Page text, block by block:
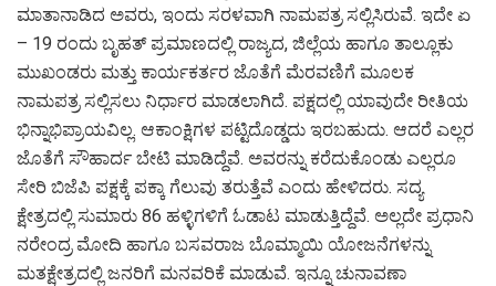
ಮಾತಾನಾಡಿದ ಅವರು, ಇಂದು ಸರಳವಾಗಿ ನಾಮಪತ್ರ ಸಲ್ಲಿಸಿರುವೆ. ಇದೇ ಏ
– 19 ರಂದು ಬೃಹತ್ ಪ್ರಮಾಣದಲ್ಲಿ ರಾಜ್ಯದ, ಜಿಲ್ಲೆಯ ಹಾಗೂ ತಾಲ್ಲೂಕು
ಮುಖಂಡರು ಮತ್ತು ಕಾರ್ಯಕರ್ತರ ಜೊತೆಗೆ ಮೆರವಣಿಗೆ ಮೂಲಕ
ನಾಮಪತ್ರ ಸಲ್ಲಿಸಲು ನಿರ್ಧಾರ ಮಾಡಲಾಗಿದೆ. ಪಕ್ಷದಲ್ಲಿ ಯಾವುದೇ ರೀತಿಯ
ಭಿನ್ನಾಭಿಪ್ರಾಯವಿಲ್ಲ. ಆಕಾಂಕ್ಷಿಗಳ ಪಟ್ಟಿದೊಡ್ಡದು ಇರಬಹುದು. ಆದರೆ ಎಲ್ಲರ
ಜೊತೆಗೆ ಸೌಹಾರ್ದ ಬೇಟಿ ಮಾಡಿದ್ದೆವೆ. ಅವರನ್ನು ಕರೆದುಕೊಂಡು ಎಲ್ಲರೂ
ಸೇರಿ ಬಿಜೆಪಿ ಪಕ್ಷಕ್ಕೆ ಪಕ್ಕಾ ಗೆಲುವು ತರುತ್ತೆವೆ ಎಂದು ಹೇಳಿದರು. ಸದ್ಯ
ಕ್ಷೇತ್ರದಲ್ಲಿ ಸುಮಾರು 86 ಹಳ್ಳಿಗಳಿಗೆ ಓಡಾಟ ಮಾಡುತ್ತಿದ್ದೆವೆ. ಅಲ್ಲದೇ ಪ್ರಧಾನಿ
ನರೇಂದ್ರ ‌ಮೋದಿ ಹಾಗೂ ಬಸವರಾಜ ಬೊಮ್ಮಾಯಿ ಯೋಜನೆಗಳನ್ನು
ಮತಕ್ಷೇತ್ರದಲ್ಲಿ ಜನರಿಗೆ ‌ಮನವರಿಕೆ ಮಾಡುವೆ. ಇನ್ನೂ ಚುನಾವಣಾ